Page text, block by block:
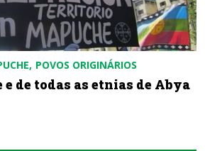
POVOS ORIGINÁRIOS
de todas as etnias de Abya